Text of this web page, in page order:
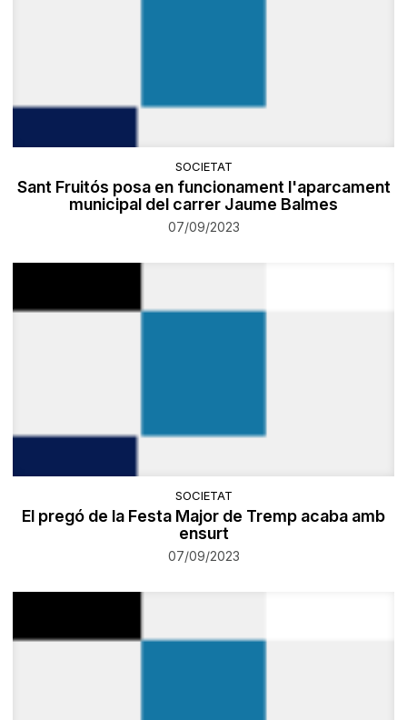
SOCIETAT
Sant Fruitós posa en funcionament l'aparcament
municipal del carrer Jaume Balmes
07/09/2023
SOCIETAT
El pregó de la Festa Major de Tremp acaba amb
ensurt
07/09/2023